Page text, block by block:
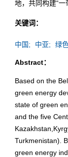
地，共同构建“一
关键词：
中国; 中亚; 绿
Abstract：
Based on the
green energy
state of green
and the five
Turkmenistan).
green energy